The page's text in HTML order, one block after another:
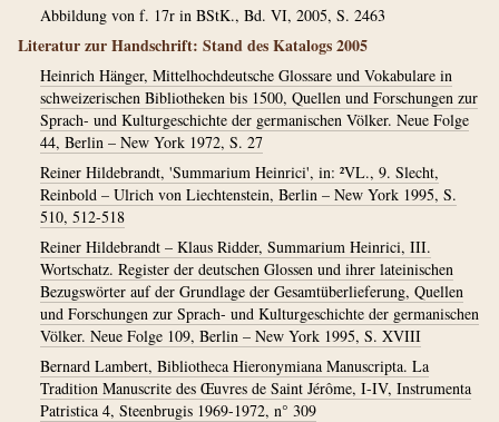
Abbildung von f. 17r in BStK., Bd. VI, 2005, S. 2463
Literatur zur Handschrift: Stand des Katalogs 2005
Heinrich Hänger, Mittelhochdeutsche Glossare und Vokabulare in
schweizerischen Bibliotheken bis 1500, Quellen und Forschungen zur
Sprach- und Kulturgeschichte der germanischen Völker. Neue Folge
44, Berlin – New York 1972, S. 27
Reiner Hildebrandt, 'Summarium Heinrici', in: ²VL., 9. Slecht,
Reinbold – Ulrich von Liechtenstein, Berlin – New York 1995, S.
510, 512-518
Reiner Hildebrandt – Klaus Ridder, Summarium Heinrici, III.
Wortschatz. Register der deutschen Glossen und ihrer lateinischen
Bezugswörter auf der Grundlage der Gesamtüberlieferung, Quellen
und Forschungen zur Sprach- und Kulturgeschichte der germanischen
Völker. Neue Folge 109, Berlin – New York 1995, S. XVIII
Bernard Lambert, Bibliotheca Hieronymiana Manuscripta. La
Tradition Manuscrite des Œuvres de Saint Jérôme, I-IV, Instrumenta
Patristica 4, Steenbrugis 1969-1972, n° 309